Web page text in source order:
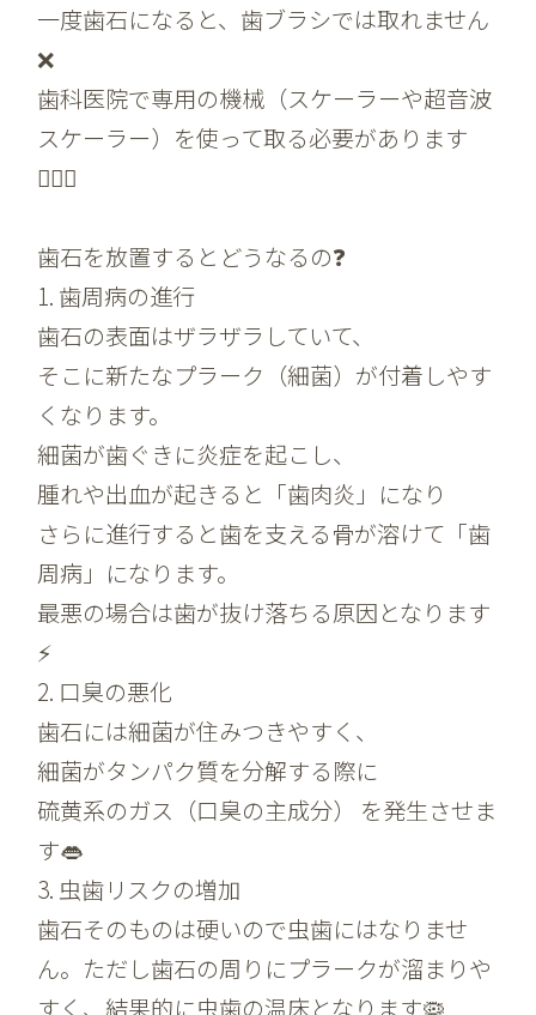
一度歯石になると、歯ブラシでは取れません
❌
歯科医院で専用の機械（スケーラーや超音波
スケーラー）を使って取る必要があります
👩🏼‍⚕️
歯石を放置するとどうなるの❓
1. 歯周病の進行
歯石の表面はザラザラしていて、
そこに新たなプラーク（細菌）が付着しやす
くなります。
細菌が歯ぐきに炎症を起こし、
腫れや出血が起きると「歯肉炎」になり
さらに進行すると歯を支える骨が溶けて「歯
周病」になります。
最悪の場合は歯が抜け落ちる原因となります
⚡️
2. 口臭の悪化
歯石には細菌が住みつきやすく、
細菌がタンパク質を分解する際に
硫黄系のガス（口臭の主成分） を発生させま
す👄
3. 虫歯リスクの増加
歯石そのものは硬いので虫歯にはなりませ
ん。ただし歯石の周りにプラークが溜まりや
すく、結果的に虫歯の温床となります🦠